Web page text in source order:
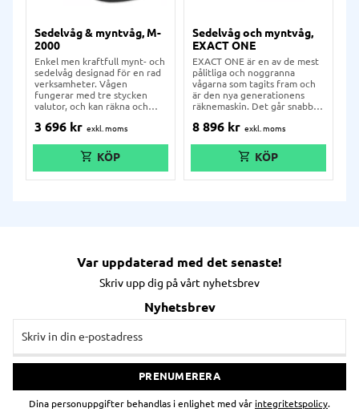
Sedelvåg & myntvåg, M-
2000
Enkel men kraftfull mynt- och
sedelvåg designad för en rad
verksamheter. Vågen
fungerar med tre stycken
valutor, och kan räkna och
myntrullar och antal
antal och summa per valör,
samt visar en löpande total.
När en viss valör räknats
nya svenska mynten och
3 696 kr
Sedelvåg och myntvåg,
EXACT ONE
EXACT ONE är en av de mest
pålitliga och noggranna
vågarna som tagits fram och
är den nya generationens
räknemaskin. Det går snabbt,
exakt. Stor och tydlig display
färg och touchscreen i härdat
8 896 kr
Var uppdaterad med det senaste!
Skriv upp dig på vårt nyhetsbrev
Nyhetsbrev
PRENUMERERA
Dina personuppgifter behandlas i enlighet med vår integritetspolicy.